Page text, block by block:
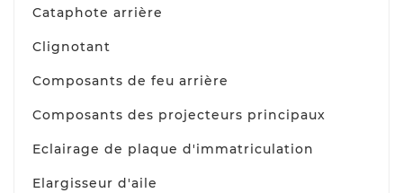
Cataphote arrière
Clignotant
Composants de feu arrière
Composants des projecteurs principaux
Eclairage de plaque d'immatriculation
Elargisseur d'aile